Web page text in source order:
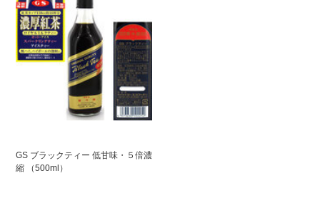
GS ブラックティー 低甘味・５倍濃
縮 （500ml）